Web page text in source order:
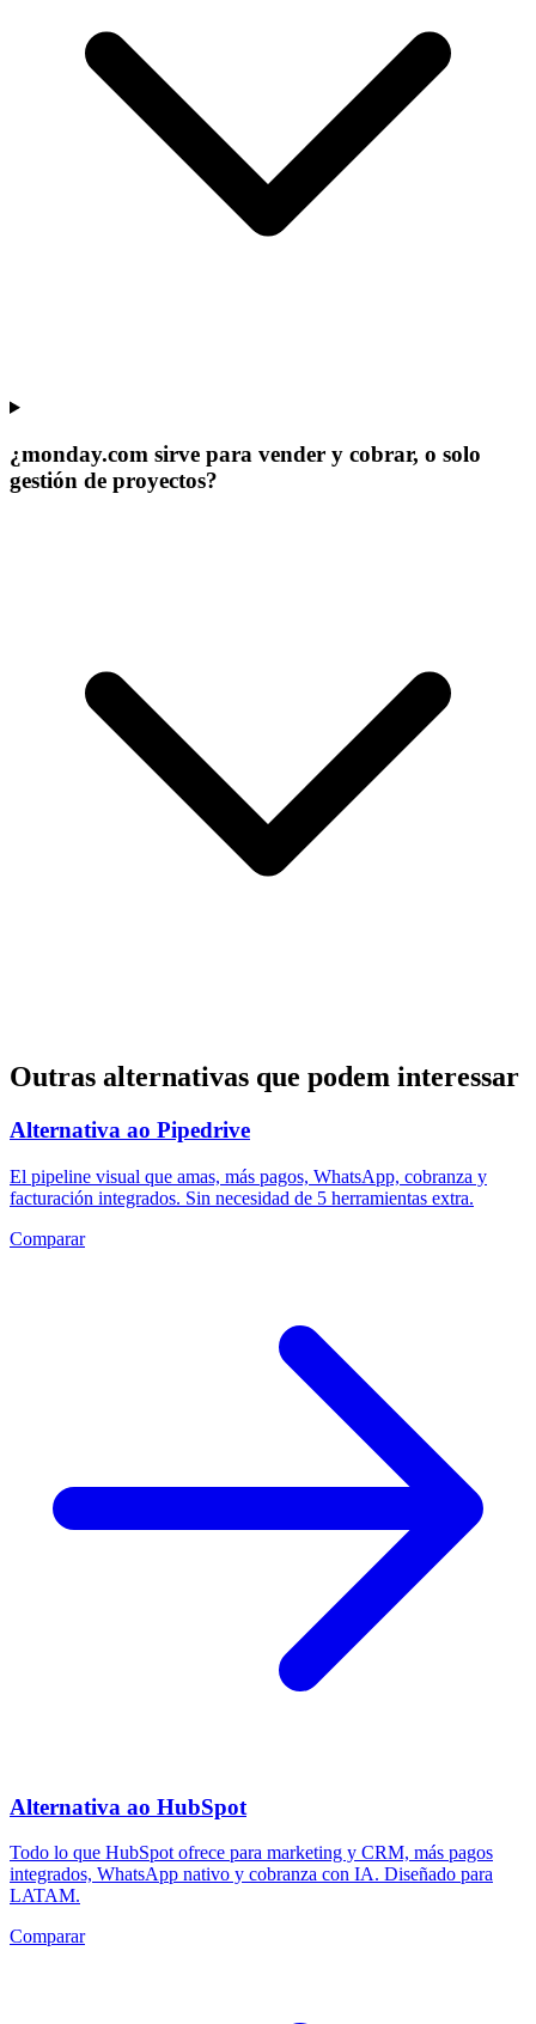
¿monday.com sirve para vender y cobrar, o solo
gestión de proyectos?
Outras alternativas que podem interessar
Alternativa ao Pipedrive
El pipeline visual que amas, más pagos, WhatsApp, cobranza y
facturación integrados. Sin necesidad de 5 herramientas extra.
Comparar
Alternativa ao HubSpot
Todo lo que HubSpot ofrece para marketing y CRM, más pagos
integrados, WhatsApp nativo y cobranza con IA. Diseñado para
LATAM.
Comparar